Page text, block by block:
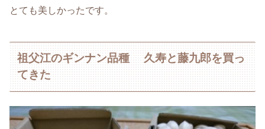
とても美しかったです。
祖父江のギンナン品種 久寿と藤九郎を買っ
てきた